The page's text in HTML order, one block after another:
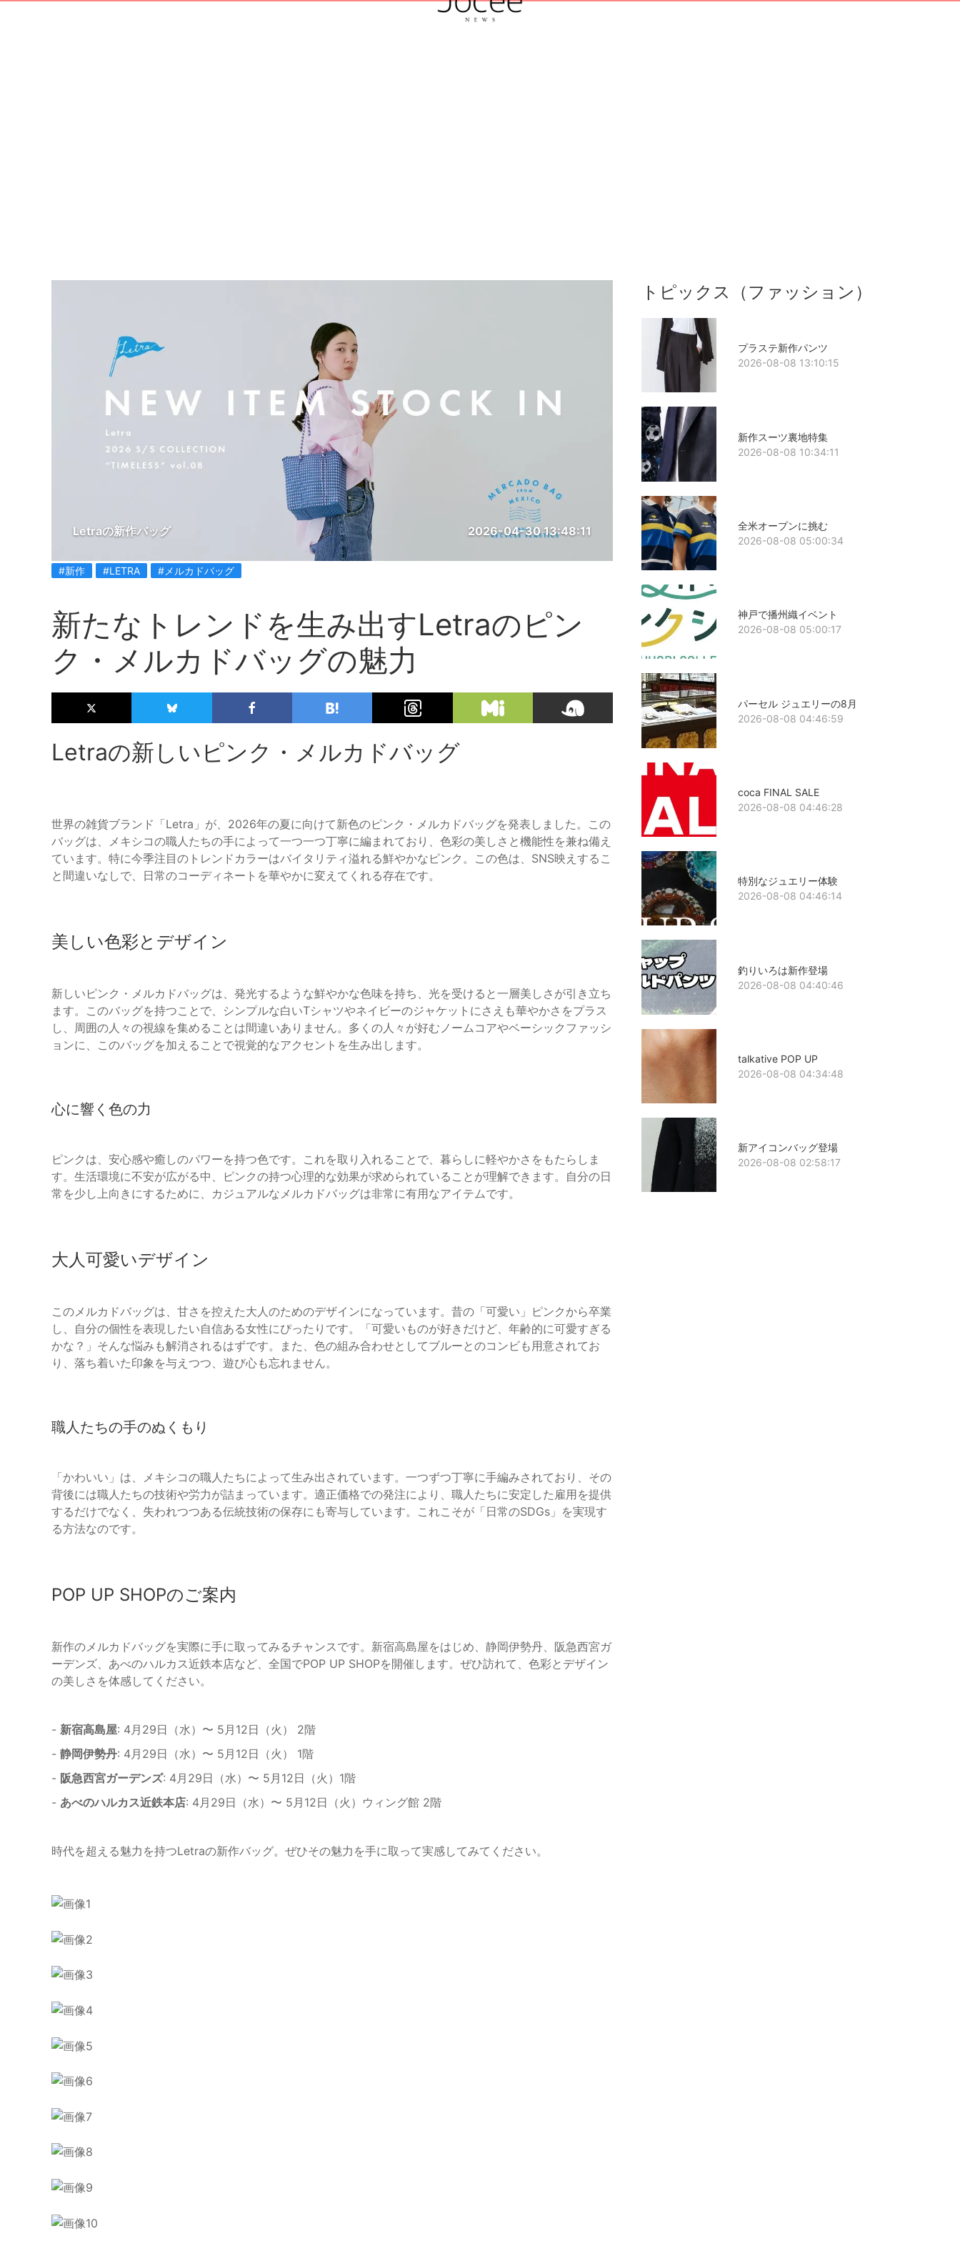
Letraの新作バッグ 2026-04-30 13:48:11
#新作 #LETRA #メルカドバッグ
新たなトレンドを生み出すLetraのピン
ク・メルカドバッグの魅力
Letraの新しいピンク・メルカドバッグ
世界の雑貨ブランド「Letra」が、2026年の夏に向けて新色のピンク・メルカドバッグを発表しました。この
バッグは、メキシコの職人たちの手によって一つ一つ丁寧に編まれており、色彩の美しさと機能性を兼ね備え
ています。特に今季注目のトレンドカラーはバイタリティ溢れる鮮やかなピンク。この色は、SNS映えするこ
と間違いなしで、日常のコーディネートを華やかに変えてくれる存在です。
美しい色彩とデザイン
新しいピンク・メルカドバッグは、発光するような鮮やかな色味を持ち、光を受けると一層美しさが引き立ち
ます。このバッグを持つことで、シンプルな白いTシャツやネイビーのジャケットにさえも華やかさをプラス
し、周囲の人々の視線を集めることは間違いありません。多くの人々が好むノームコアやベーシックファッシ
ョンに、このバッグを加えることで視覚的なアクセントを生み出します。
心に響く色の力
ピンクは、安心感や癒しのパワーを持つ色です。これを取り入れることで、暮らしに軽やかさをもたらしま
す。生活環境に不安が広がる中、ピンクの持つ心理的な効果が求められていることが理解できます。自分の日
常を少し上向きにするために、カジュアルなメルカドバッグは非常に有用なアイテムです。
大人可愛いデザイン
このメルカドバッグは、甘さを控えた大人のためのデザインになっています。昔の「可愛い」ピンクから卒業
し、自分の個性を表現したい自信ある女性にぴったりです。「可愛いものが好きだけど、年齢的に可愛すぎる
かな？」そんな悩みも解消されるはずです。また、色の組み合わせとしてブルーとのコンビも用意されてお
り、落ち着いた印象を与えつつ、遊び心も忘れません。
職人たちの手のぬくもり
「かわいい」は、メキシコの職人たちによって生み出されています。一つずつ丁寧に手編みされており、その
背後には職人たちの技術や労力が詰まっています。適正価格での発注により、職人たちに安定した雇用を提供
するだけでなく、失われつつある伝統技術の保存にも寄与しています。これこそが「日常のSDGs」を実現す
る方法なのです。
POP UP SHOPのご案内
新作のメルカドバッグを実際に手に取ってみるチャンスです。新宿高島屋をはじめ、静岡伊勢丹、阪急西宮ガ
ーデンズ、あべのハルカス近鉄本店など、全国でPOP UP SHOPを開催します。ぜひ訪れて、色彩とデザイン
の美しさを体感してください。
- 新宿高島屋: 4月29日（水）〜 5月12日（火） 2階
- 静岡伊勢丹: 4月29日（水）〜 5月12日（火） 1階
- 阪急西宮ガーデンズ: 4月29日（水）〜 5月12日（火）1階
- あべのハルカス近鉄本店: 4月29日（水）〜 5月12日（火）ウィング館 2階
時代を超える魅力を持つLetraの新作バッグ。ぜひその魅力を手に取って実感してみてください。
トピックス（ファッション）
プラステ新作パンツ
2026-08-08 13:10:15
新作スーツ裏地特集
2026-08-08 10:34:11
全米オープンに挑む
2026-08-08 05:00:34
神戸で播州織イベント
2026-08-08 05:00:17
パーセル ジュエリーの8月
2026-08-08 04:46:59
coca FINAL SALE
2026-08-08 04:46:28
特別なジュエリー体験
2026-08-08 04:46:14
釣りいろは新作登場
2026-08-08 04:40:46
talkative POP UP
2026-08-08 04:34:48
新アイコンバッグ登場
2026-08-08 02:58:17